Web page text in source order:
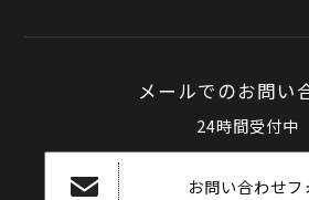
メールでのお問い
24時間受付中
お問い合わせフ